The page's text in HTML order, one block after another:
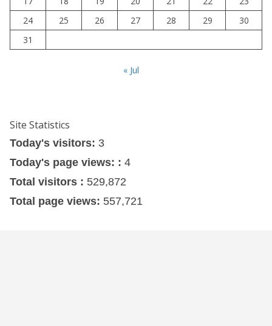
24
25 26 27 28 29
30
31
« Jul
Site Statistics
Today's visitors: 3
Today's page views: : 4
Total visitors : 529,872
Total page views: 557,721